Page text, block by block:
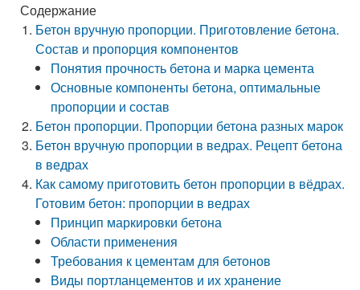
Содержание
Бетон вручную пропорции. Приготовление бетона.
Состав и пропорция компонентов
Понятия прочность бетона и марка цемента
Основные компоненты бетона, оптимальные
пропорции и состав
Бетон пропорции. Пропорции бетона разных марок
Бетон вручную пропорции в ведрах. Рецепт бетона
в ведрах
Как самому приготовить бетон пропорции в вёдрах.
Готовим бетон: пропорции в ведрах
Принцип маркировки бетона
Области применения
Требования к цементам для бетонов
Виды портланцементов и их хранение